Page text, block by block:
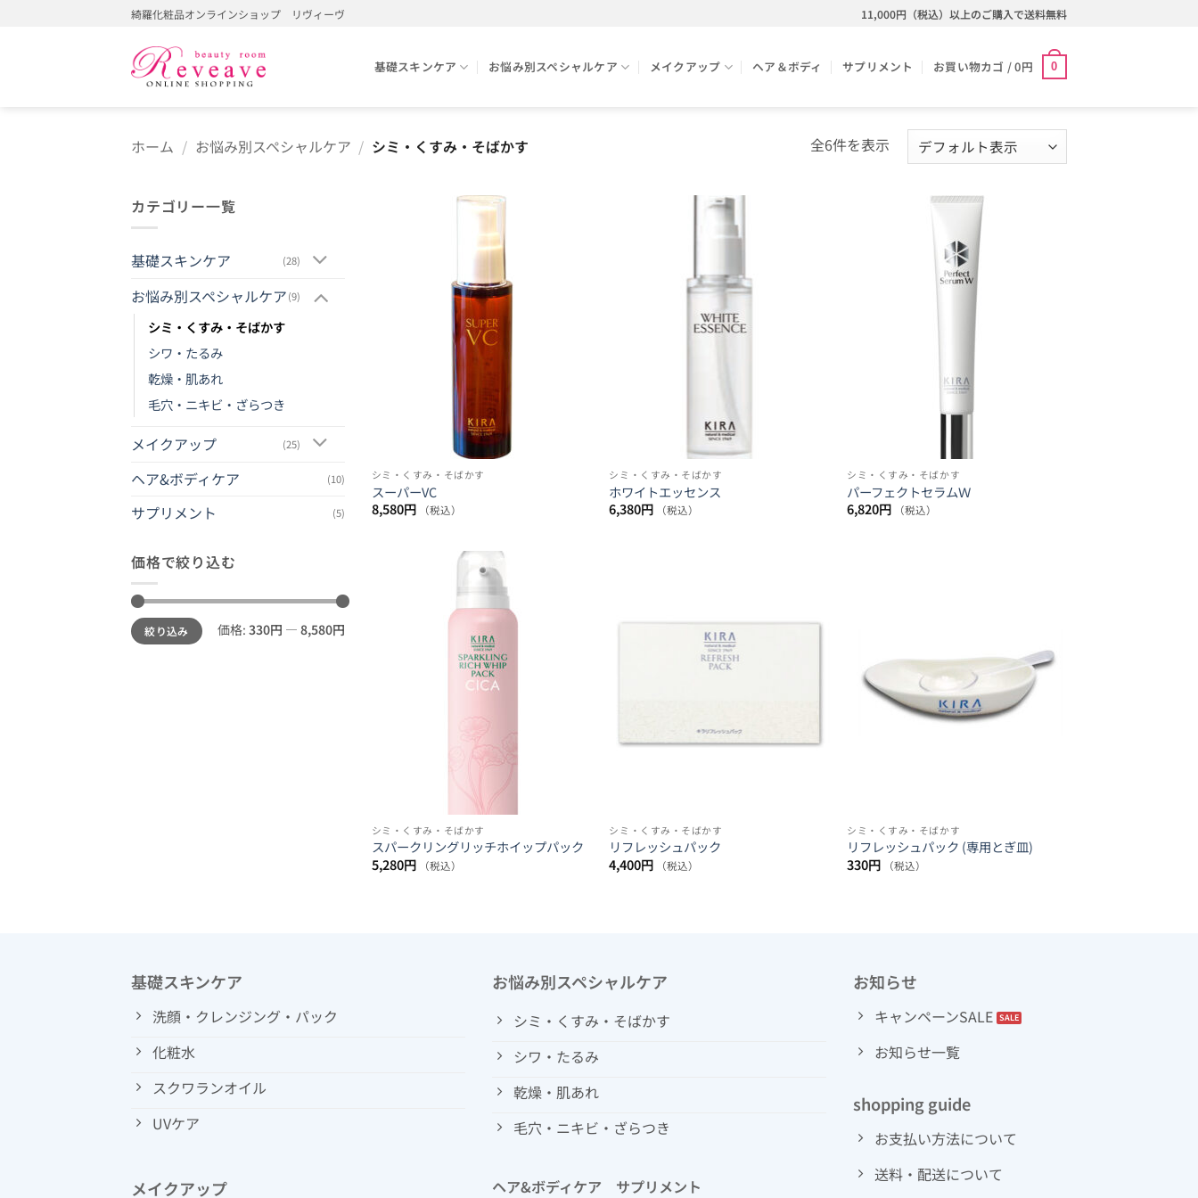
綺羅化粧品オンラインショップ リヴィーヴ 11,000円（税込）以上のご購入で送料無料
基礎スキンケア お悩み別スペシャルケア メイクアップ ヘア＆ボディ サプリメント お買い物カゴ /0円 0
ホーム / お悩み別スペシャルケア / シミ・くすみ・そばかす 全6件を表示
カテゴリー一覧
基礎スキンケア (28)
お悩み別スペシャルケア(9)
シミ・くすみ・そばかす
シワ・たるみ
乾燥・肌あれ
毛穴・ニキビ・ざらつき
メイクアップ (25)
ヘア&ボディケア (10)
サプリメント (5)
価格で絞り込む
最
低
価
最
高
価
絞り込み 価格: 330円 — 8,580円
シミ・くすみ・そばかす
スーパーVC
8,580円 （税込）
シミ・くすみ・そばかす
ホワイトエッセンス
6,380円 （税込）
シミ・くすみ・そばかす
パーフェクトセラムＷ
6,820円 （税込）
シミ・くすみ・そばかす
スパークリングリッチホイップパック
5,280円 （税込）
シミ・くすみ・そばかす
リフレッシュパック
4,400円 （税込）
シミ・くすみ・そばかす
リフレッシュパック (専用とぎ皿)
330円 （税込）
基礎スキンケア
洗顔・クレンジング・パック
化粧水
スクワランオイル
UVケア
お悩み別スペシャルケア
シミ・くすみ・そばかす
シワ・たるみ
乾燥・肌あれ
毛穴・ニキビ・ざらつき
メイクアップ ヘア&ボディケア サプリメント
お知らせ
キャンペーンSALE
お知らせ一覧
shopping guide
お支払い方法について
送料・配送について